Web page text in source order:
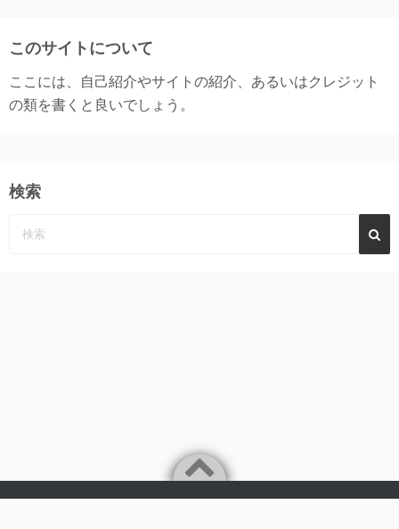
このサイトについて
ここには、自己紹介やサイトの紹介、あるいはクレジット
の類を書くと良いでしょう。
検索